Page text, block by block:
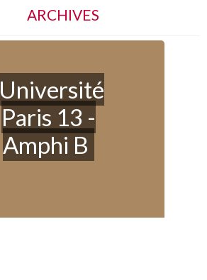
ARCHIVES
Université
Paris 13 -
Amphi B